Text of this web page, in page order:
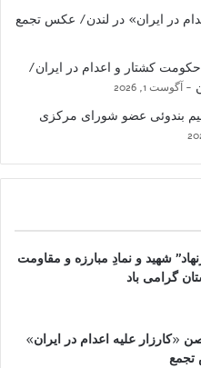
در ایران» در لندن/ عکس تجمع
کشتار و اعدام در ایران/
آگوست 1, 2026
بندوئی عضو شورای مرکزی
شهید و نمادِ مبارزه و مقاومت
گرامی باد
«کارزار علیه اعدام در ایران»